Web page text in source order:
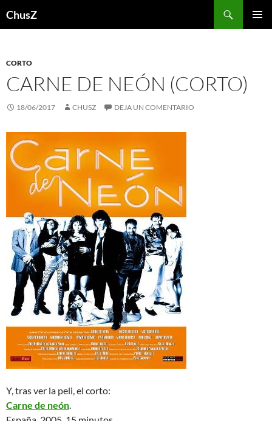
ChusZ
CORTO
CARNE DE NEÓN (CORTO)
18/06/2017 CHUSZ DEJA UN COMENTARIO
Y, tras ver la peli, el corto:
Carne de neón.